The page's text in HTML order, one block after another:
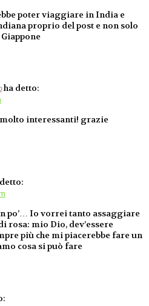
poter viaggiare in India e
proprio del post e non solo
ha detto:
interessanti! grazie
po’… Io vorrei tanto assaggiare
rosa: mio Dio, dev’essere
più che mi piacerebbe fare un
cosa si può fare